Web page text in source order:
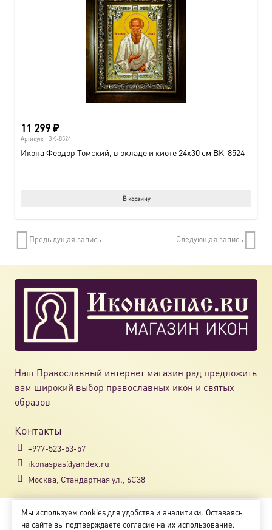
11 299₽
Артикул: BK-8524
Икона Феодор Томский, в окладе и киоте 24х30 см BK-8524
В корзину
Предыдущая запись Следующая запись
Наш Православный интернет магазин рад предложить
вам широкий выбор православных икон и святых
образов
Контакты
+977-523-53-57
ikonaspas@yandex.ru
Москва, Стандартная ул., 6С38
Copyright © 2018-2025
Мы используем cookies для удобства и аналитики. Оставаясь
на сайте вы подтверждаете согласие на их использование.